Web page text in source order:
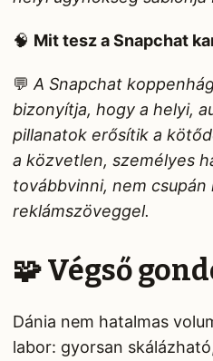
🧠 Mit tesz a Snapchat
💬 A Snapchat
bizonyítja, hogy a helyi,
pillanatok erősítik a
a közvetlen, személyes
továbbvinni, nem
reklámszöveggel.
🧩 Végső
Dánia nem hatalmas
labor: gyorsan